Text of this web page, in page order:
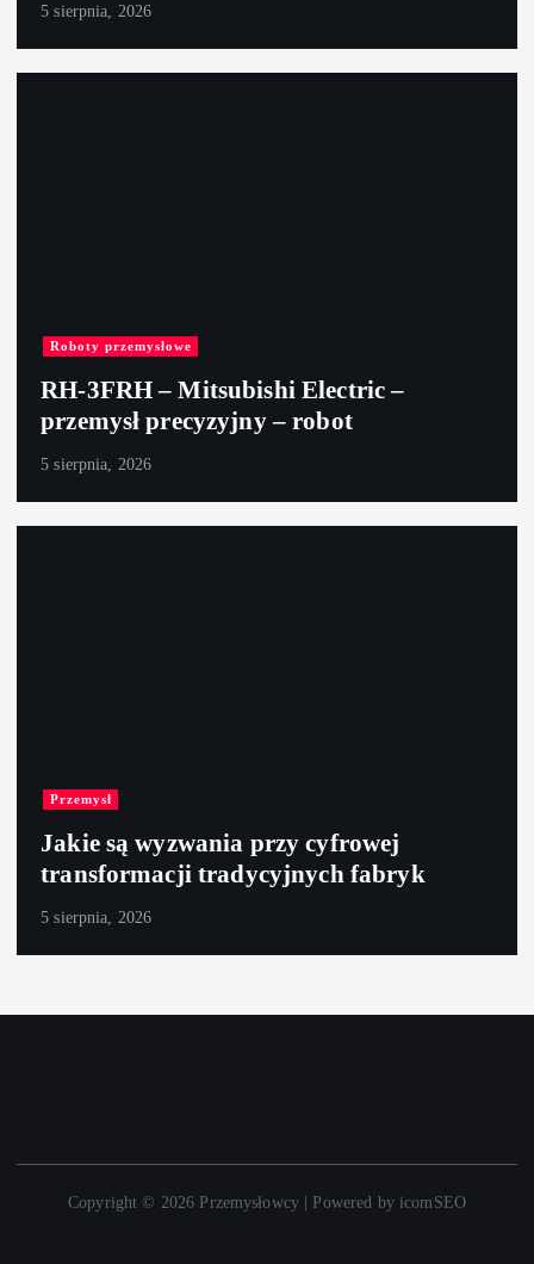
5 sierpnia, 2026
Roboty przemysłowe
RH-3FRH – Mitsubishi Electric –
przemysł precyzyjny – robot
5 sierpnia, 2026
Przemysł
Jakie są wyzwania przy cyfrowej
transformacji tradycyjnych fabryk
5 sierpnia, 2026
Copyright © 2026 Przemysłowcy | Powered by icomSEO